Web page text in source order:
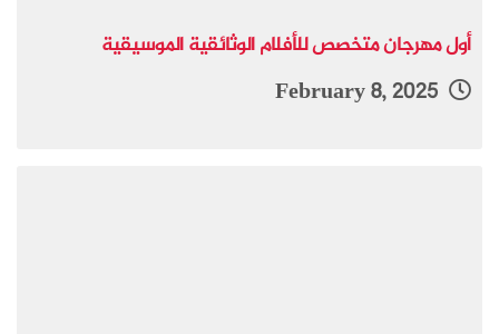
أول مهرجان متخصص للأفلام الوثائقية الموسيقية